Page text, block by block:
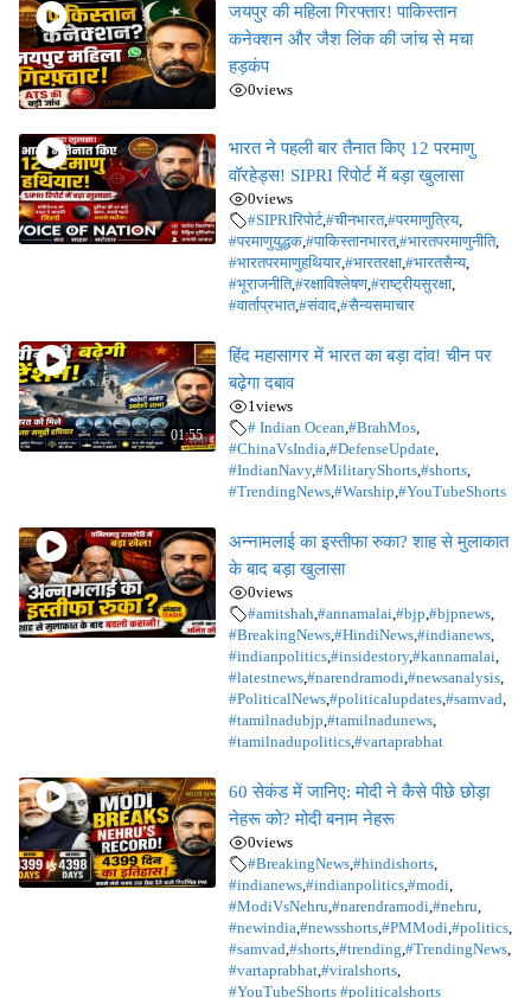
जयपुर की महिला गिरफ्तार! पाकिस्तान
कनेक्शन और जैश लिंक की जांच से मचा
हड़कंप
0views
भारत ने पहली बार तैनात किए 12 परमाणु
वॉरहेड्स! SIPRI रिपोर्ट में बड़ा खुलासा
0views
#SIPRIरिपोर्ट,#चीनभारत,#परमाणुत्रिय,
#परमाणुयुद्धक,#पाकिस्तानभारत,#भारतपरमाणुनीति,
#भारतपरमाणुहथियार,#भारतरक्षा,#भारतसैन्य,
#भूराजनीति,#रक्षाविश्लेषण,#राष्ट्रीयसुरक्षा,
#वार्ताप्रभात,#संवाद,#सैन्यसमाचार
01:55
हिंद महासागर में भारत का बड़ा दांव! चीन पर
बढ़ेगा दबाव
1views
# Indian Ocean,#BrahMos,
#ChinaVsIndia,#DefenseUpdate,
#IndianNavy,#MilitaryShorts,#shorts,
#TrendingNews,#Warship,#YouTubeShorts
अन्नामलाई का इस्तीफा रुका? शाह से मुलाकात
के बाद बड़ा खुलासा
0views
#amitshah,#annamalai,#bjp,#bjpnews,
#BreakingNews,#HindiNews,#indianews,
#indianpolitics,#insidestory,#kannamalai,
#latestnews,#narendramodi,#newsanalysis,
#PoliticalNews,#politicalupdates,#samvad,
#tamilnadubjp,#tamilnadunews,
#tamilnadupolitics,#vartaprabhat
60 सेकंड में जानिए: मोदी ने कैसे पीछे छोड़ा
नेहरू को? मोदी बनाम नेहरू
0views
#BreakingNews,#hindishorts,
#indianews,#indianpolitics,#modi,
#ModiVsNehru,#narendramodi,#nehru,
#newindia,#newsshorts,#PMModi,#politics,
#samvad,#shorts,#trending,#TrendingNews,
#vartaprabhat,#viralshorts,
#YouTubeShorts #politicalshorts